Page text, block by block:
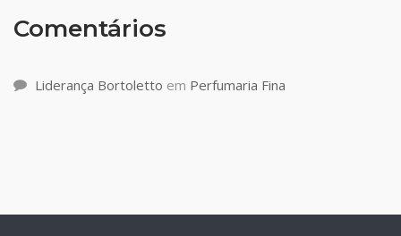
Comentários
Liderança Bortoletto em Perfumaria Fina